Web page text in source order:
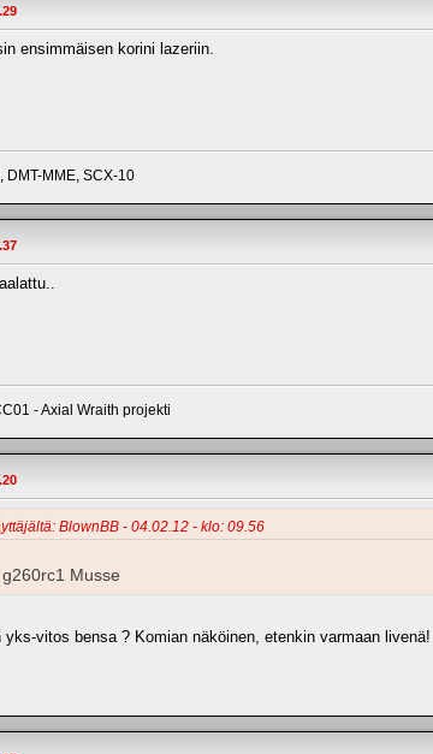
ensimmäisen korini lazeriin.
DMT-MME, SCX-10
- Axial Wraith projekti
BlownBB - 04.02.12 - klo: 09.56
Musse
yks-vitos bensa ? Komian näköinen, etenkin varmaan livenä!